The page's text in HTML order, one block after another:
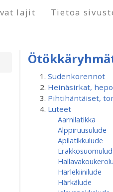
lajit Tietoa
Sudenkorennot
Heinäsirkat,
Pihtihäntäiset,
Luteet
Aarnilatikka
Alppiruusulude
Apilatikkulude
Harlekiinilude
Härkälude